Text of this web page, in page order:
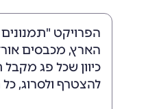
הפרויקט
הארץ, מכבסים
כיוון שכל פג
להצטרף ולסרוג,